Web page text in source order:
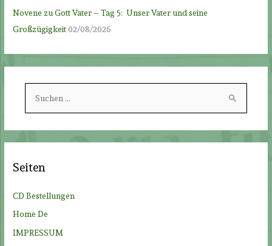
Novene zu Gott Vater – Tag 5: Unser Vater und seine
Großzügigkeit02/08/2026
h
n
h
Seiten
CD Bestellungen
Home De
IMPRESSUM